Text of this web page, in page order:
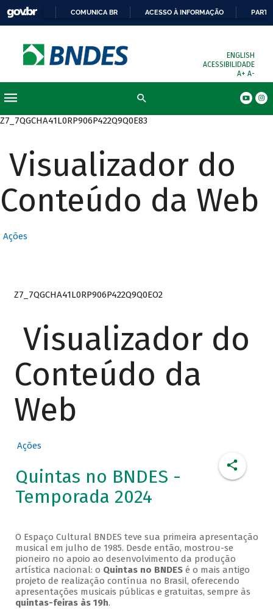
COMUNICA BR ACESSO À INFORMAÇÃO
ENGLISH
ACESSIBILIDADE
A+ A-
Z7_7QGCHA41L0RP906P422Q9Q0E83
Visualizador do
Conteúdo da Web
Ações
Z7_7QGCHA41L0RP906P422Q9Q0EO2
Visualizador do
Conteúdo da
Web
Ações
Quintas no BNDES -
Temporada 2024
O Espaço Cultural BNDES teve sua primeira apresentação
musical em julho de 1985. Desde então, mostrou-se
pioneiro no apoio ao desenvolvimento da produção
artística nacional: o Quintas no BNDESé o mais antigo
projeto de realização contínua no Brasil, oferecendo
apresentações musicais públicas e gratuitas, sempre às
quintas-feiras às 19h.